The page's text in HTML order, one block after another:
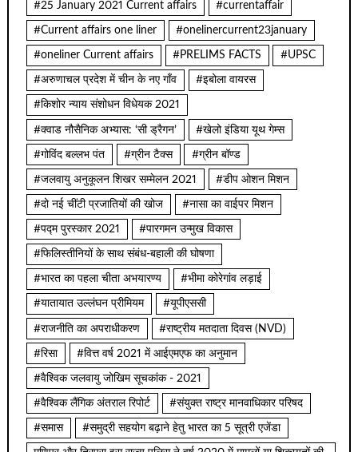
#25 January 2021 Current affairs #currentaffair
#Current affairs one liner #onelinercurrent23january
#oneliner Current affairs #PRELIMS FACTS #UPSC
#अरुणाचल प्रदेश में चीन के नए गाँव #इबोला वायरस
#किशोर न्याय संशोधन विधेयक 2021
#क्वाड नौसैनिक अभ्यास: ‘सी ड्रैगन’ #खेलो इंडिया यूथ गेम्स
#गोविंद बल्लभ पंत #ग्रीन टैक्स #ग्रीन बॉण्ड
#जलवायु अनुकूलन शिखर सम्मेलन 2021 #डीप ओशन मिशन
#दो नई चींटी प्रजातियों की खोज #नासा का वाईपर मिशन
#पद्म पुरस्कार 2021 #पारगमन उन्मुख विकास
#फिलिस्तीनियों के साथ संबंध-बहाली की घोषणा
#भारत का पहला चीता अभयारण्य #भीमा कोरेगांव लड़ाई
#यातायात उल्लंघन प्रीमियम #यूपीएससी
#राजनीति का अपराधीकरण #राष्ट्रीय मतदाता दिवस (NVD)
#रिसा #वित्त वर्ष 2021 में आईएमएफ का अनुमान
#वैश्विक जलवायु जोखिम सूचकांक - 2021
#वैश्विक लैंगिक अंतराल रिपोर्ट #संयुक्त राष्ट्र मानवाधिकार परिषद
#समास #समुद्री सहयोग बढ़ाने हेतु भारत का 5 सूत्री एजेंडा